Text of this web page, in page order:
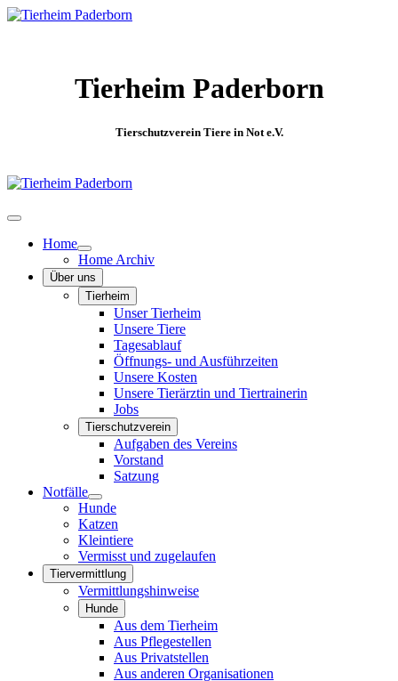
Tierheim Paderborn
Tierschutzverein Tiere in Not e.V.
Home
Home Archiv
Über uns
Tierheim
Unser Tierheim
Unsere Tiere
Tagesablauf
Öffnungs- und Ausführzeiten
Unsere Kosten
Unsere Tierärztin und Tiertrainerin
Jobs
Tierschutzverein
Aufgaben des Vereins
Vorstand
Satzung
Notfälle
Hunde
Katzen
Kleintiere
Vermisst und zugelaufen
Tiervermittlung
Vermittlungshinweise
Hunde
Aus dem Tierheim
Aus Pflegestellen
Aus Privatstellen
Aus anderen Organisationen